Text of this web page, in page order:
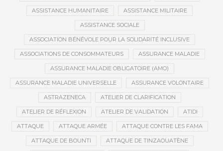
ASSISTANCE HUMANITAIRE ASSISTANCE MILITAIRE
ASSISTANCE SOCIALE
ASSOCIATION BÉNÉVOLE POUR LA SOLIDARITÉ INCLUSIVE
ASSOCIATIONS DE CONSOMMATEURS ASSURANCE MALADIE
ASSURANCE MALADIE OBLIGATOIRE (AMO)
ASSURANCE MALADIE UNIVERSELLE ASSURANCE VOLONTAIRE
ASTRAZENECA ATELIER DE CLARIFICATION
ATELIER DE RÉFLEXION ATELIER DE VALIDATION ATIDI
ATTAQUE ATTAQUE ARMÉE ATTAQUE CONTRE LES FAMA
ATTAQUE DE BOUNTI ATTAQUE DE TINZAOUATÈNE